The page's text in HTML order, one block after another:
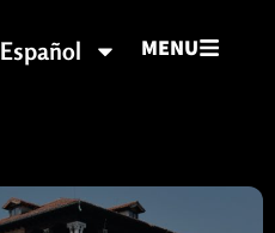
Español MENU